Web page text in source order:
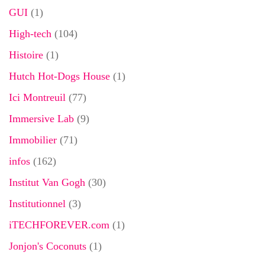
GUI (1)
High-tech (104)
Histoire (1)
Hutch Hot-Dogs House (1)
Ici Montreuil (77)
Immersive Lab (9)
Immobilier (71)
infos (162)
Institut Van Gogh (30)
Institutionnel (3)
iTECHFOREVER.com (1)
Jonjon's Coconuts (1)